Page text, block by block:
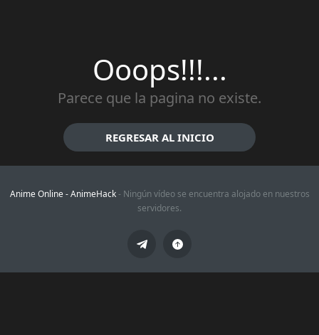
Ooops!!!...
Parece que la pagina no existe.
REGRESAR AL INICIO
Anime Online -AnimeHack- Ningún vídeo se encuentra alojado en nuestros
servidores.